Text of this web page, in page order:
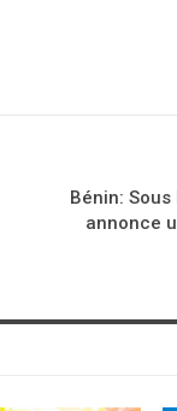
Bénin:
annonce